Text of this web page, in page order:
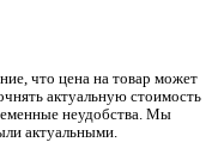
что цена на товар может
актуальную стоимость
неудобства. Мы
актуальными.